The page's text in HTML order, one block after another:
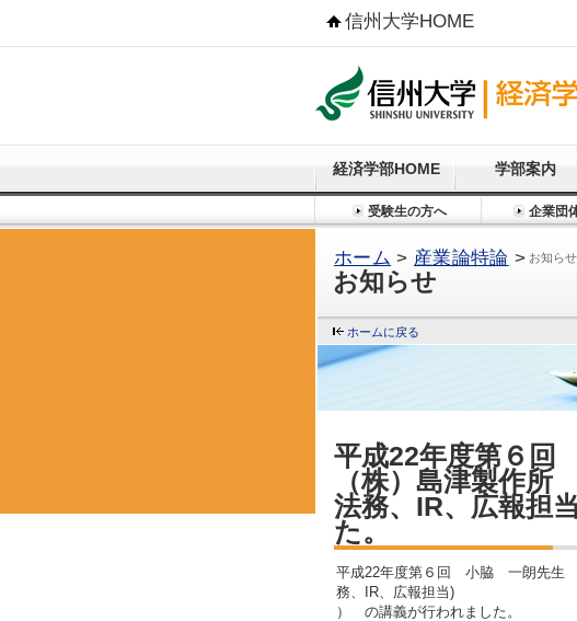
信州大学HOME
経済学部HOME 学部案内
受験生の方へ 企業団
ホーム > 産業論特論 > お知らせ
お知らせ
ホームに戻る
平成22年度第６
（株）島津製作
法務、IR、広報担
た。
平成22年度第６回 小脇 一朗先生
務、IR、広報担当)
） の講義が行われました。